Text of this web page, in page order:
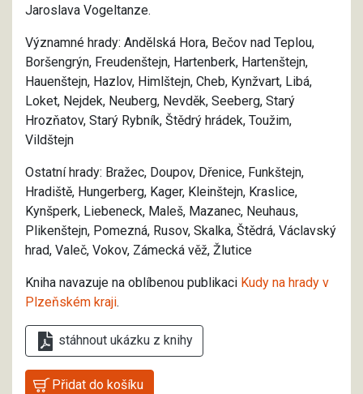
Jaroslava Vogeltanze.
Významné hrady: Andělská Hora, Bečov nad Teplou,
Boršengrýn, Freudenštejn, Hartenberk, Hartenštejn,
Hauenštejn, Hazlov, Himlštejn, Cheb, Kynžvart, Libá,
Loket, Nejdek, Neuberg, Nevděk, Seeberg, Starý
Hrozňatov, Starý Rybník, Štědrý hrádek, Toužim,
Vildštejn
Ostatní hrady: Bražec, Doupov, Dřenice, Funkštejn,
Hradiště, Hungerberg, Kager, Kleinštejn, Kraslice,
Kynšperk, Liebeneck, Maleš, Mazanec, Neuhaus,
Plikenštejn, Pomezná, Rusov, Skalka, Štědrá, Václavský
hrad, Valeč, Vokov, Zámecká věž, Žlutice
Kniha navazuje na oblíbenou publikaci Kudy na hrady v
Plzeňském kraji.
stáhnout ukázku z knihy